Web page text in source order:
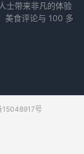
士带来非凡的体验
美食评论与 100 多
15048917号